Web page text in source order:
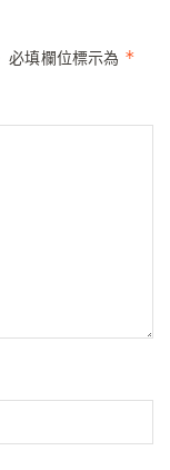
必填欄位標示為 *